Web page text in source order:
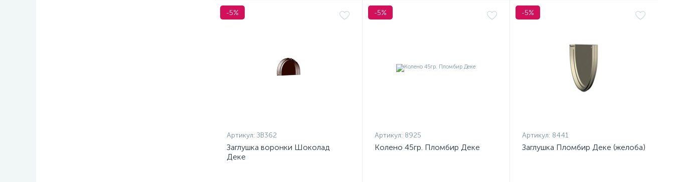
-5%
Артикул: ЗВ362
Заглушка воронки Шоколад
Деке
-5%
Артикул: 8925
Колено 45гр. Пломбир Деке
-5%
Артикул: 8441
Заглушка Пломбир Деке (желоба)